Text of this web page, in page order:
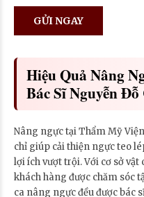
Hiệu Quả Nâng
Bác Sĩ Nguyễn
Nâng ngực tại Thẩm Mỹ
chỉ giúp cải thiện ngực teo
lợi ích vượt trội. Với cơ sở vật
khách hàng được chăm sóc
ca nâng ngực đều được bác